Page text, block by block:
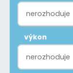
nerozhoduje
výkon
nerozhoduje